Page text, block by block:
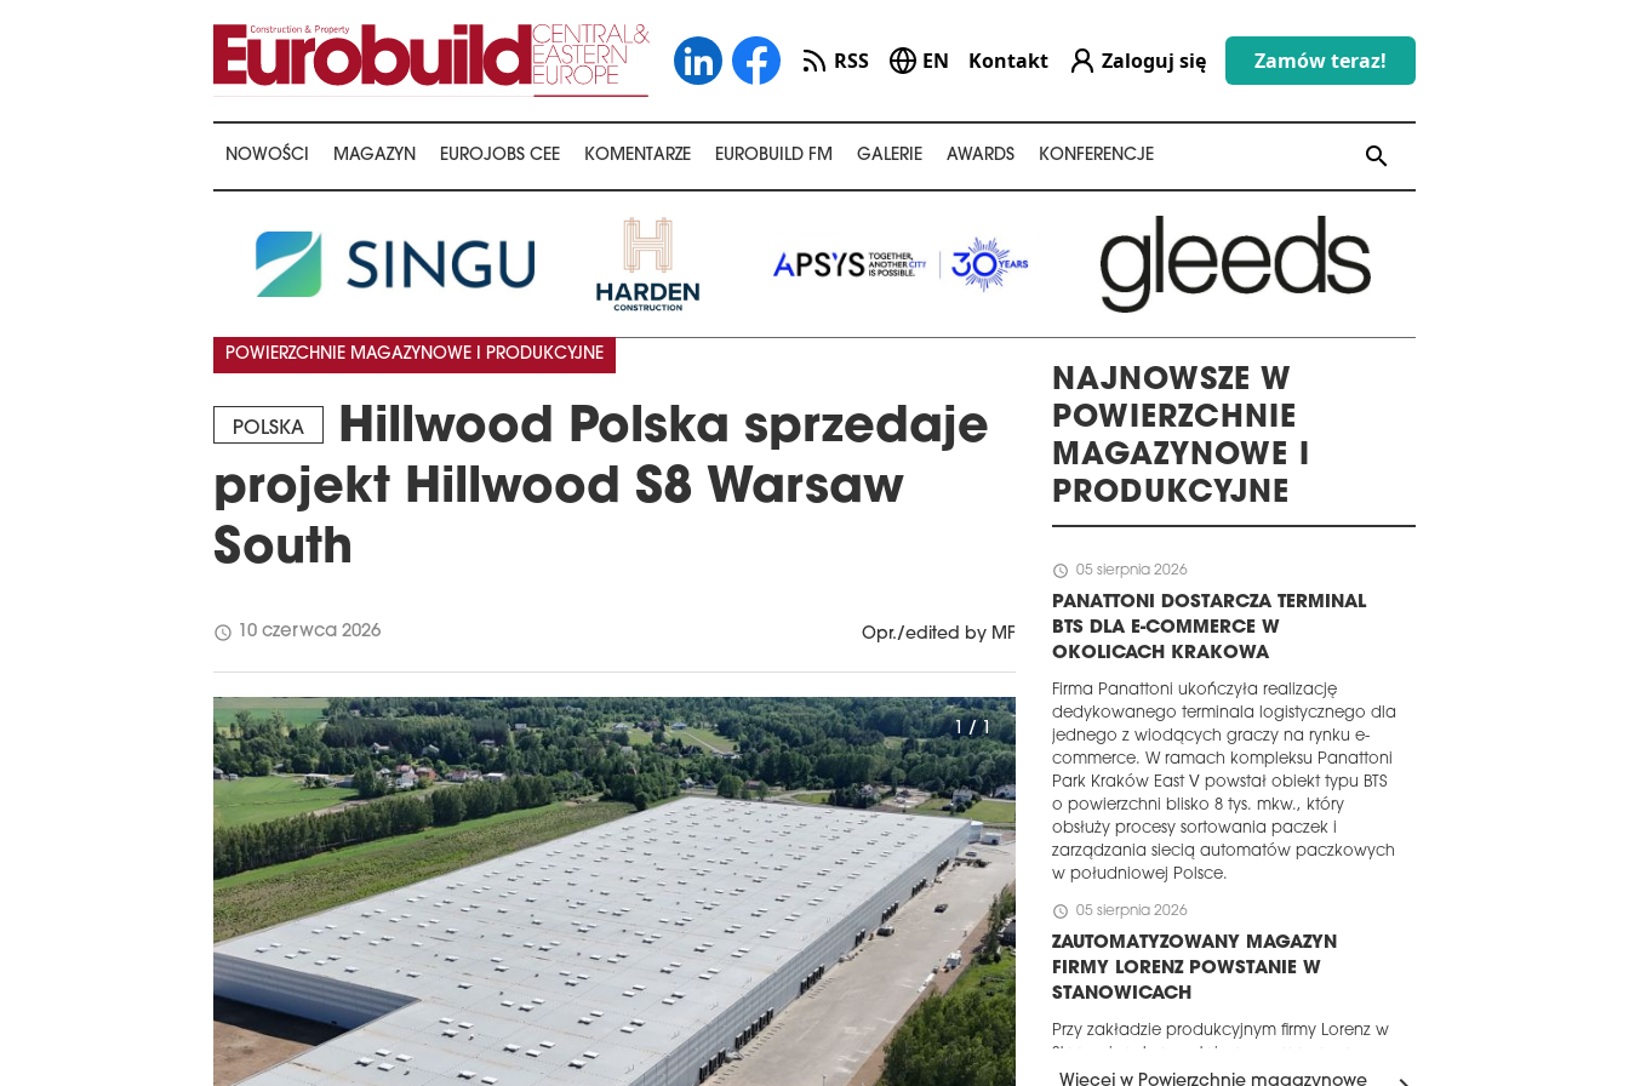
RSS EN Kontakt Zaloguj się Zamów teraz!
NOWOŚCI MAGAZYN EUROJOBS CEE KOMENTARZE EUROBUILD FM GALERIE AWARDS KONFERENCJE search
POLSKA
Hillwood Polska sprzedaje
projekt Hillwood S8 Warsaw
South
POWIERZCHNIE MAGAZYNOWE I PRODUKCYJNE
schedule 10 czerwca 2026 Opr./edited by MF
1 / 1
NAJNOWSZE W
POWIERZCHNIE
MAGAZYNOWE I
PRODUKCYJNE
schedule 05 sierpnia 2026
PANATTONI DOSTARCZA TERMINAL
BTS DLA E-COMMERCE W
OKOLICACH KRAKOWA
Firma Panattoni ukończyła realizację
dedykowanego terminala logistycznego dla
jednego z wiodących graczy na rynku e-
commerce. W ramach kompleksu Panattoni
Park Kraków East V powstał obiekt typu BTS
o powierzchni blisko 8 tys. mkw., który
obsłuży procesy sortowania paczek i
zarządzania siecią automatów paczkowych
w południowej Polsce.
schedule 05 sierpnia 2026
ZAUTOMATYZOWANY MAGAZYN
FIRMY LORENZ POWSTANIE W
STANOWICACH
Przy zakładzie produkcyjnym firmy Lorenz w
powierzchni około 16 tys. mkw. Za realizację
Więcej w Powierzchnie magazynowe